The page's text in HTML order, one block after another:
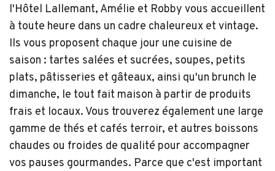
l'Hôtel Lallemant, Amélie et Robby vous accueillent
à toute heure dans un cadre chaleureux et vintage.
Ils vous proposent chaque jour une cuisine de
saison : tartes salées et sucrées, soupes, petits
plats, pâtisseries et gâteaux, ainsi qu'un brunch le
dimanche, le tout fait maison à partir de produits
frais et locaux. Vous trouverez également une large
gamme de thés et cafés terroir, et autres boissons
chaudes ou froides de qualité pour accompagner
vos pauses gourmandes. Parce que c'est important